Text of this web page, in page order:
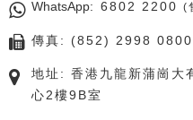
WhatsApp: 6802 2200 (
傳真: (852) 2998 0800
地址: 香港九龍新蒲崗大
心2樓9B室